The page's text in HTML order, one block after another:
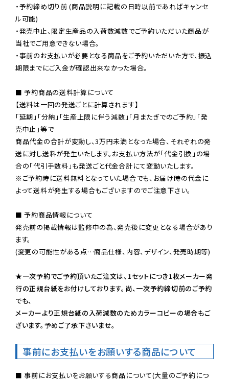
・予約締め切り前 (商品説明に記載の日時以前であればキャンセ
ル可能)
・発売中止、限定生産品の入荷数減数でご予約いただいた商品が
当社でご用意できない場合。
・事前のお支払いが必要となる商品をご予約いただいた方で、振込
期限までにご入金が確認出来なかった場合。
■ 予約商品の送料計算について
【送料は一回の発送ごとに計算されます】
「延期」「分納」「生産上限に伴う減数」「月またぎでのご予約」「発
売中止」等で
商品代金の合計が変動し、3万円未満となった場合、それぞれの発
送に対し送料が発生いたします。お支払い方法が「代金引換」の場
※ご予約時に送料無料となっていた場合でも、お届け時の代金に
よって送料が発生する場合もございますのでご注意下さい。
■ 予約商品情報について
発売前の掲載情報は監修中の為、発売後に変更となる場合があり
ます。
(変更の可能性がある点…商品仕様、内容、デザイン、発売時期等)
★一次予約でご予約頂いたご注文は、1セットにつき1枚メーカー発
行の正規台紙をお付けしております。尚、一次予約締切前のご予約
でも、
メーカーより正規台紙の入荷減数のためカラーコピーの場合もご
ざいます。予めご了承下さいませ。
事前にお支払いをお願いする商品について
■ 事前にお支払いをお願いする商品について(大量のご予約につ